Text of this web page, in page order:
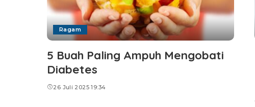
Ragam
5 Buah Paling Ampuh Mengobati
Diabetes
26 Juli 2025 19:34